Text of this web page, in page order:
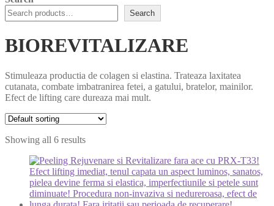
BIOREVITALIZARE
Stimuleaza productia de colagen si elastina. Trateaza laxitatea
cutanata, combate imbatranirea fetei, a gatului, bratelor, mainilor.
Efect de lifting care dureaza mai mult.
Showing all 6 results
Search